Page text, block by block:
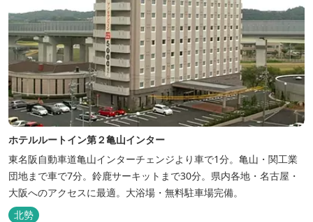
ホテルルートイン第２亀山インター
東名阪自動車道亀山インターチェンジより車で1分。亀山・関工業
団地まで車で7分。鈴鹿サーキットまで30分。県内各地・名古屋・
大阪へのアクセスに最適。大浴場・無料駐車場完備。
北勢